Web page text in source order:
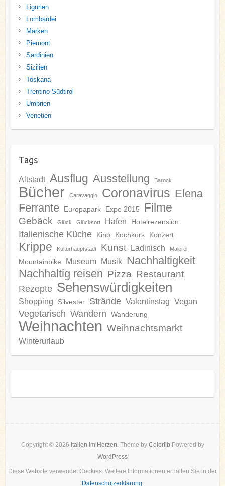
Ligurien
Lombardei
Marken
Piemont
Sardinien
Sizilien
Toskana
Trentino-Südtirol
Umbrien
Venetien
Tags
Altstadt Ausflug Ausstellung Barock
Bücher Caravaggio Coronavirus Elena
Ferrante
Europapark Expo 2015 Filme
Gebäck Glück Glücksort Hafen Hotelrezension
Italienische Küche Kino Kochkurs Konzert
Krippe Kulturhauptstadt Kunst Ladinisch Malerei
Mountainbike Museum Musik Nachhaltigkeit
Nachhaltig reisen Pizza Restaurant
Rezepte Sehenswürdigkeiten
Shopping Silvester Strände Valentinstag Vegan
Vegetarisch Wandern Wanderung
Weihnachten Weihnachtsmarkt
Winterurlaub
Copyright © 2026 Italien im Herzen . Theme by Colorlib Powered by
WordPress
Diese Website verwendet Cookies. Weitere Informationen erhalten Sie in der
Datenschutzerklärung